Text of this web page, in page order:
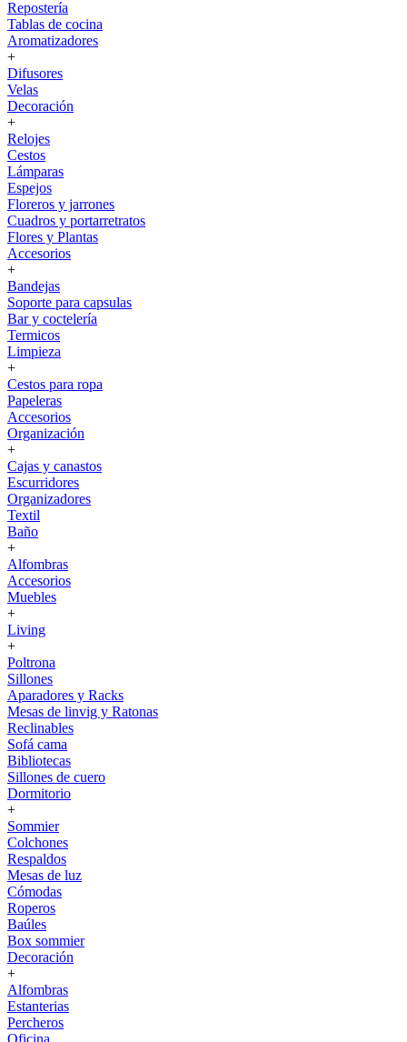
Repostería
Tablas de cocina
Aromatizadores
+
Difusores
Velas
Decoración
+
Relojes
Cestos
Lámparas
Espejos
Floreros y jarrones
Cuadros y portarretratos
Flores y Plantas
Accesorios
+
Bandejas
Soporte para capsulas
Bar y coctelería
Termicos
Limpieza
+
Cestos para ropa
Papeleras
Accesorios
Organización
+
Cajas y canastos
Escurridores
Organizadores
Textil
Baño
+
Alfombras
Accesorios
Muebles
+
Living
+
Poltrona
Sillones
Aparadores y Racks
Mesas de linvig y Ratonas
Reclinables
Sofá cama
Bibliotecas
Sillones de cuero
Dormitorio
+
Sommier
Colchones
Respaldos
Mesas de luz
Cómodas
Roperos
Baúles
Box sommier
Decoración
+
Alfombras
Estanterias
Percheros
Oficina